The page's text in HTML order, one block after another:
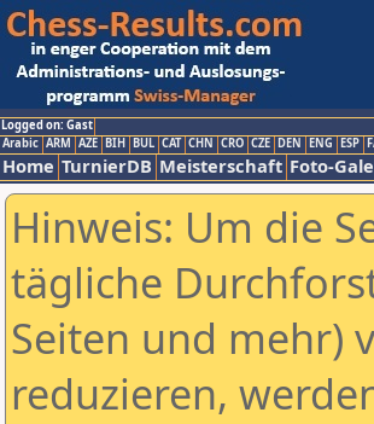
Logged on: Gast
Arabic ARM AZE BIH BUL CAT CHN CRO CZE DEN ENG ESP
Home TurnierDB Meisterschaft Foto-
Hinweis: Um die
tägliche
Seiten und mehr)
reduzieren,